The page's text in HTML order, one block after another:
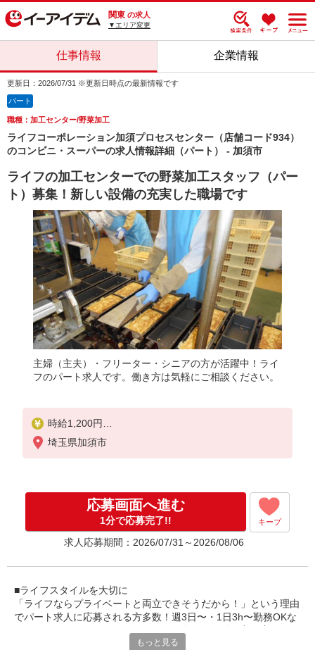
関東 の求人
▼エリア変更
仕事情報 企業情報
更新日：2026/07/31 ※更新日時点の最新情報です
パート
職種：加工センター/野菜加工
ライフコーポレーション加須プロセスセンター（店舗コード934）
のコンビニ・スーパーの求人情報詳細（パート） - 加須市
ライフの加工センターでの野菜加工スタッフ（パー
ト）募集！新しい設備の充実した職場です
主婦（主夫）・フリーター・シニアの方が活躍中！ライ
フのパート求人です。働き方は気軽にご相談ください。
時給1,200円
土・日・祝日 時給1,300円
埼玉県加須市
応募画面へ進む
1分で応募完了!! キープ
求人応募期間：2026/07/31～2026/08/06
■ライフスタイルを大切に
「ライフならプライベートと両立できそうだから！」という理由
でパート求人に応募される方多数！週3日〜・1日3h〜勤務OKな
ます。家事や子育てとの両立も安心！メリハリを大事にする風土
もっと見る